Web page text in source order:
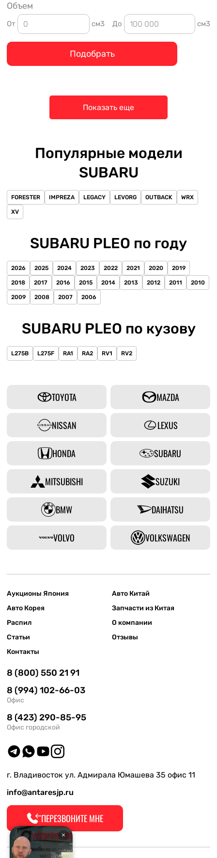
Объем
От см3 До см3
Подобрать
Показать еще
Популярные модели
SUBARU
FORESTER IMPREZA LEGACY LEVORG OUTBACK WRX
XV
SUBARU PLEO по году
2026 2025 2024 2023 2022 2021 2020 2019
2018 2017 2016 2015 2014 2013 2012 2011 2010
2009 2008 2007 2006
SUBARU PLEO по кузову
L275B L275F RA1 RA2 RV1 RV2
TOYOTA MAZDA
NISSAN LEXUS
HONDA SUBARU
MITSUBISHI SUZUKI
BMW DAIHATSU
VOLVO VOLKSWAGEN
Аукционы Япония
Авто Китай
Авто Корея
Запчасти из Китая
Распил
О компании
Статьи
Отзывы
Контакты
8 (800) 550 21 91
8 (994) 102-66-03
Офис
8 (423) 290-85-95
Офис городской
г. Владивосток ул. Адмирала Юмашева 35 офис 11
info@antaresjp.ru
ПЕРЕЗВОНИТЕ МНЕ